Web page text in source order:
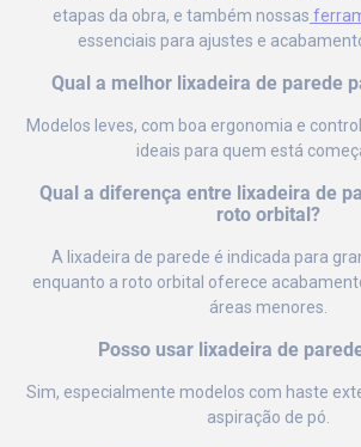
etapas da obra, e também nossas
essenciais para ajustes e
Qual a melhor lixadeira de parede
Modelos leves, com boa ergonomia e
ideais para quem está
Qual a diferença entre lixadeira de
roto orbital?
A lixadeira de parede é indicada para
enquanto a roto orbital oferece
áreas menores.
Posso usar lixadeira de
Sim, especialmente modelos com haste
aspiração de pó.